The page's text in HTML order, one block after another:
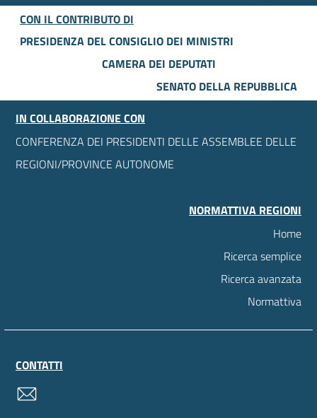
CON IL CONTRIBUTO DI
PRESIDENZA DEL CONSIGLIO DEI MINISTRI
CAMERA DEI DEPUTATI
SENATO DELLA REPUBBLICA
IN COLLABORAZIONE CON
CONFERENZA DEI PRESIDENTI DELLE ASSEMBLEE DELLE
REGIONI/PROVINCE AUTONOME
NORMATTIVA REGIONI
Home
Ricerca semplice
Ricerca avanzata
Normattiva
CONTATTI